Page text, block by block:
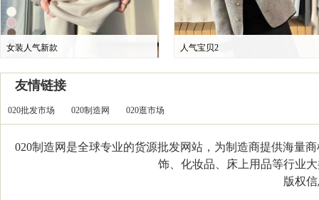
女装人气新款 人气宝贝2
友情链接
020批发市场 020制造网 020逛市场
020制造网是全球专业的货源批发网站，为制造商提供海量
饰、化妆品、床上用品等行业
版权信